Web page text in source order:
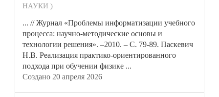
НАУКИ )
... // Журнал «Проблемы информатизации учебного
процесса: научно-методические основы и
технологии решения». –2010. – С. 79-89. Паскевич
Н.В. Реализация практико-ориентированного
подхода при обучении физике ...
Создано 20 апреля 2026